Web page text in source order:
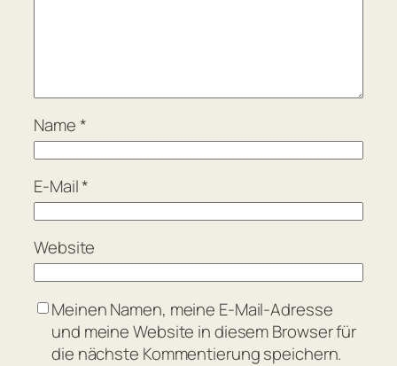
Name*
E-Mail*
Website
Meinen Namen, meine E-Mail-Adresse
und meine Website in diesem Browser für
die nächste Kommentierung speichern.